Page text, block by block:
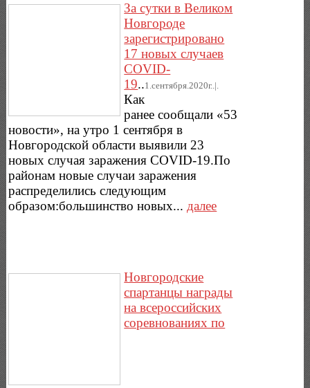
За сутки в Великом
Новгороде
зарегистрировано
17 новых случаев
COVID-
19..1.сентября.2020г..|.
Как
ранее сообщали «53
новости», на утро 1 сентября в
Новгородской области выявили 23
новых случая заражения COVID-19.По
районам новые случаи заражения
распределились следующим
образом:большинство новых... далее
Новгородские
спартанцы награды
на всероссийских
соревнованиях по